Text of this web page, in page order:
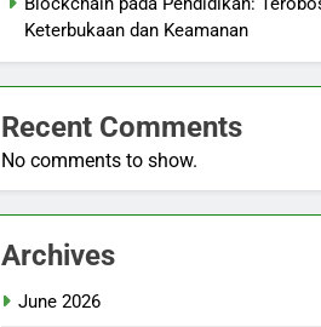
Keterbukaan dan Keamanan
Recent Comments
No comments to show.
Archives
June 2026